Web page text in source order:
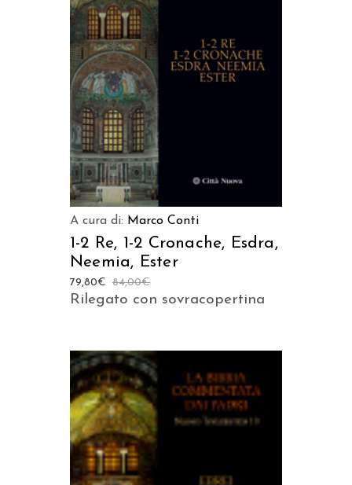
AGGIUNGI AL CARRELLO
A cura di: Marco Conti
1-2 Re, 1-2 Cronache, Esdra,
Neemia, Ester
84,00€
79,80€
Rilegato con sovracopertina